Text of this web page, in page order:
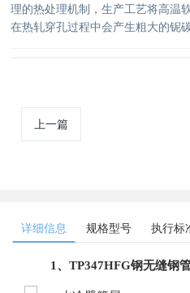
理的热处理机制，生产工艺将高
在热轧穿孔过程中会产生粗大的铌
上一篇
详细信息 规格型号 执行标
1、TP347HFG钢无缝钢